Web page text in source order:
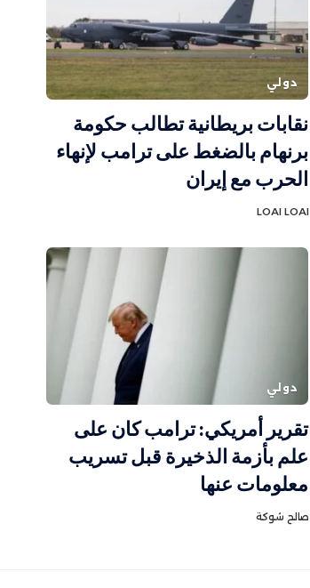
دولي
نقابات بريطانية تطالب حكومة
برنهام بالضغط على ترامب لإنهاء
الحرب مع إيران
LOAI LOAI
دولي
تقرير أمريكي: ترامب كان على
علم بأزمة الذخيرة قبل تسريب
معلومات عنها
صالح شوكة